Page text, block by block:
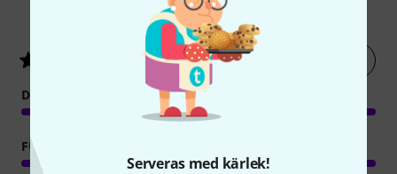
Serveras med kärlek!
4Kundbetyg
5/ 5
DRIFT
FUNKTIONER